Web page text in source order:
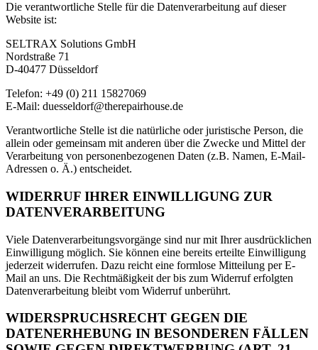
Die verantwortliche Stelle für die Datenverarbeitung auf dieser
Website ist:
SELTRAX Solutions GmbH
Nordstraße 71
D-40477 Düsseldorf
Telefon: +49 (0) 211 15827069
E-Mail: duesseldorf@therepairhouse.de
Verantwortliche Stelle ist die natürliche oder juristische Person, die
allein oder gemeinsam mit anderen über die Zwecke und Mittel der
Verarbeitung von personenbezogenen Daten (z.B. Namen, E-Mail-
Adressen o. Ä.) entscheidet.
WIDERRUF IHRER EINWILLIGUNG ZUR
DATENVERARBEITUNG
Viele Datenverarbeitungsvorgänge sind nur mit Ihrer ausdrücklichen
Einwilligung möglich. Sie können eine bereits erteilte Einwilligung
jederzeit widerrufen. Dazu reicht eine formlose Mitteilung per E-
Mail an uns. Die Rechtmäßigkeit der bis zum Widerruf erfolgten
Datenverarbeitung bleibt vom Widerruf unberührt.
WIDERSPRUCHSRECHT GEGEN DIE
DATENERHEBUNG IN BESONDEREN FÄLLEN